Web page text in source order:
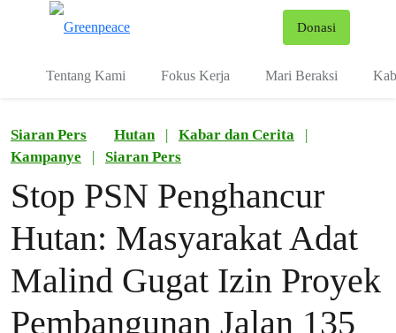
Donasi
Tentang Kami Fokus Kerja Mari Beraksi
Siaran Pers Hutan | Kabar dan Cerita
|
Kampanye
| Siaran Pers
Stop PSN Penghancur
Hutan: Masyarakat Adat
Malind Gugat Izin Proyek
Pembangunan Jalan 135